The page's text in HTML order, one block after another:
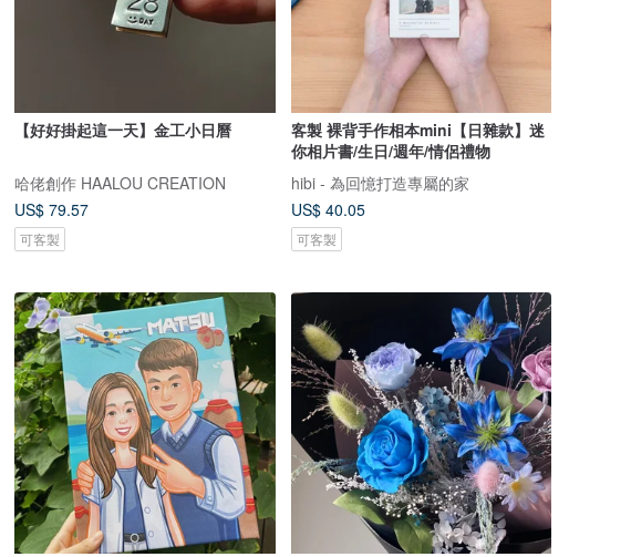
【好好掛起這一天】金工小日曆
哈佬創作 HAALOU CREATION
US$ 79.57
可客製
客製 裸背手作相本mini【日雜款】迷
你相片書/生日/週年/情侶禮物
hibi - 為回憶打造專屬的家
US$ 40.05
可客製